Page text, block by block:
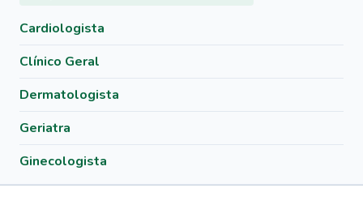
Cardiologista
Clínico Geral
Dermatologista
Geriatra
Ginecologista